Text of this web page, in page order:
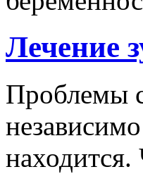
Лечение
Проблемы